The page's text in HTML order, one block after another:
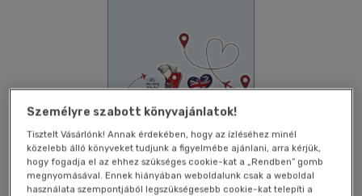
Személyre szabott könyvajánlatok!
Tisztelt Vásárlónk! Annak érdekében, hogy az ízléséhez minél
közelebb álló könyveket tudjunk a figyelmébe ajánlani, arra kérjük,
hogy fogadja el az ehhez szükséges cookie-kat a „Rendben” gomb
megnyomásával. Ennek hiányában weboldalunk csak a weboldal
használata szempontjából legszükségesebb cookie-kat telepíti a